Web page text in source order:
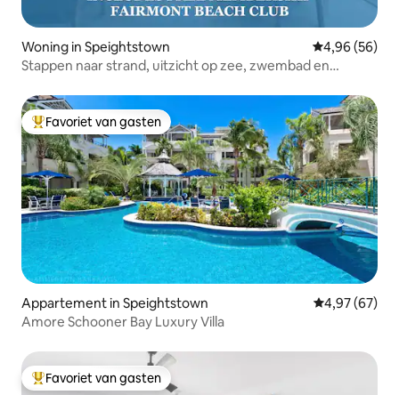
Woning in Speightstown Gemiddelde
4,96 (56)
Stappen naar strand, uitzicht op zee, zwembad en
Topfavoriet van gasten
Favoriet van gasten
Appartement in Speightstown Gemiddelde
4,97 (67)
Amore Schooner Bay Luxury Villa
Topfavoriet van gasten
Favoriet van gasten